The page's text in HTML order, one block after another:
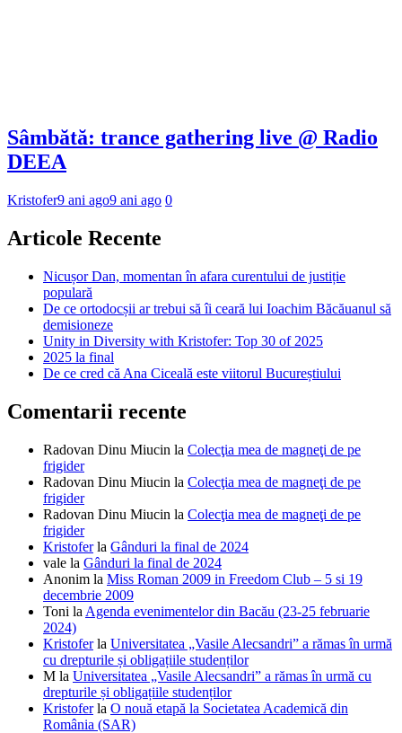
Sâmbătă: trance gathering live @ Radio
DEEA
Kristofer9 ani ago9 ani ago 0
Articole Recente
Nicușor Dan, momentan în afara curentului de justiție
populară
De ce ortodocșii ar trebui să îi ceară lui Ioachim Băcăuanul să
demisioneze
Unity in Diversity with Kristofer: Top 30 of 2025
2025 la final
De ce cred că Ana Ciceală este viitorul Bucureștiului
Comentarii recente
Radovan Dinu Miucin la Colecţia mea de magneţi de pe
frigider
Radovan Dinu Miucin la Colecţia mea de magneţi de pe
frigider
Radovan Dinu Miucin la Colecţia mea de magneţi de pe
frigider
Kristoferla Gânduri la final de 2024
vale la Gânduri la final de 2024
Anonim la Miss Roman 2009 in Freedom Club – 5 si 19
decembrie 2009
Toni la Agenda evenimentelor din Bacău (23-25 februarie
2024)
Kristoferla Universitatea „Vasile Alecsandri” a rămas în urmă
cu drepturile și obligațiile studenților
M la Universitatea „Vasile Alecsandri” a rămas în urmă cu
drepturile și obligațiile studenților
Kristoferla O nouă etapă la Societatea Academică din
România (SAR)